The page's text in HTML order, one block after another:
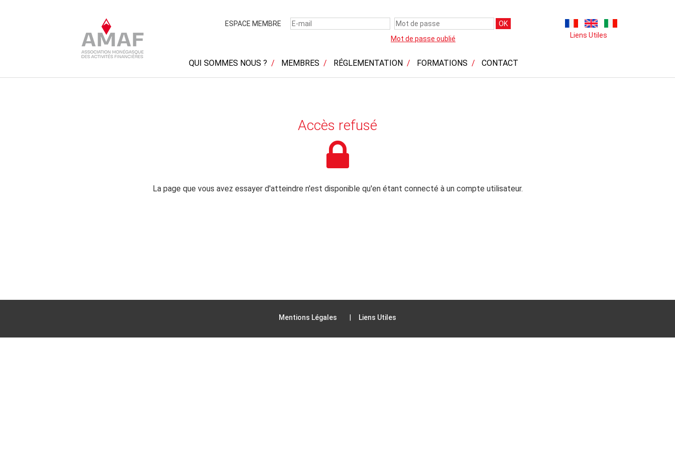
ESPACE MEMBRE
OK
Mot de passe oublié
Liens Utiles
QUI SOMMES NOUS ? MEMBRES RÉGLEMENTATION FORMATIONS CONTACT
Accès refusé
La page que vous avez essayer d'atteindre n'est disponible qu'en étant connecté à un compte utilisateur.
Mentions Légales Liens Utiles